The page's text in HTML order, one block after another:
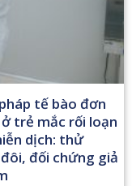
tế bào đơn
trẻ mắc rối loạn
dịch: thử
đối chứng giả